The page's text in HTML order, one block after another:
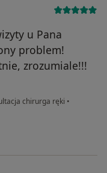
u Pana
problem!
zrozumiale!!!
chirurga ręki •